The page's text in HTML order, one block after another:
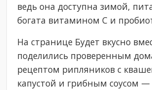
ведь она доступна зимой,
богата витамином C и
На странице Будет вкусно
поделились проверенным
рецептом рипляников с
капустой и грибным соусом